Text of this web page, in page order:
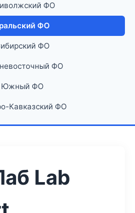
ФО
ФО
ФО
ФО
Южный ФО
Кавказский ФО
Lab